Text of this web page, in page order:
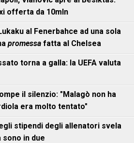
offerta da 10mln
al Fenerbahce ad una sola
promessa fatta al Chelsea
torna a galla: la UEFA valuta
il silenzio: "Malagò non ha
era molto tentato"
stipendi degli allenatori svela
in due